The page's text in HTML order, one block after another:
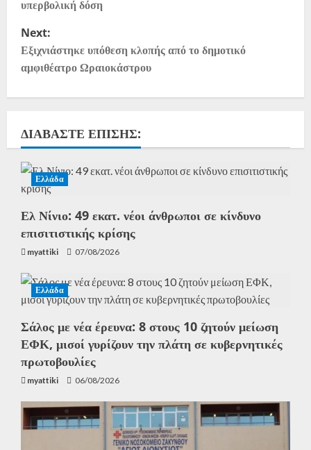
υπερβολική δόση
Next:
Εξιχνιάστηκε υπόθεση κλοπής από το δημοτικό
αμφιθέατρο Ωραιοκάστρου
ΔΙΑΒΆΣΤΕ ΕΠΊΣΗΣ:
Ελλάδα
Ελ Νίνιο: 49 εκατ. νέοι άνθρωποι σε κίνδυνο
επισιτιστικής κρίσης
myattiki 07/08/2026
Ελλάδα
Σάλος με νέα έρευνα: 8 στους 10 ζητούν μείωση
ΕΦΚ, μισοί γυρίζουν την πλάτη σε κυβερνητικές
πρωτοβουλίες
myattiki 06/08/2026